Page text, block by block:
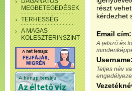
MEGBETEGEDÉSEK
TERHESSÉG
A MAGAS
KOLESZTERINSZINT
részt
kérdezhet
Email cím:
A jelszó és
Username:
Teljes név